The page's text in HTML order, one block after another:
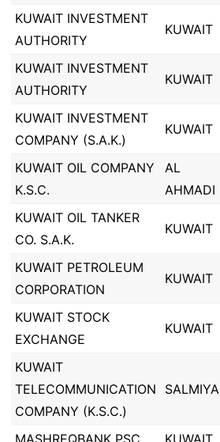
KUWAIT INVESTMENT
AUTHORITY
KUWAIT
KUWAIT INVESTMENT
AUTHORITY
KUWAIT
KUWAIT INVESTMENT
COMPANY (S.A.K.)
KUWAIT
KUWAIT OIL COMPANY
K.S.C.
AL
AHMADI
KUWAIT OIL TANKER
CO. S.A.K.
KUWAIT
KUWAIT PETROLEUM
CORPORATION
KUWAIT
KUWAIT STOCK
EXCHANGE
KUWAIT
KUWAIT
TELECOMMUNICATION
COMPANY (K.S.C.)
SALMIYA
MASHREQBANK PSC. KUWAIT